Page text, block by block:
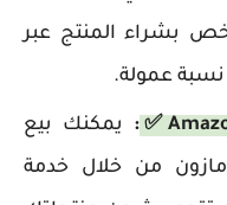
بشراء المنتج عبر
عمولة.
✅
: يمكنك بيع
من خلال خدمة